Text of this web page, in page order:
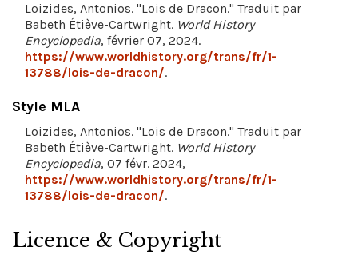
Loizides, Antonios. "Lois de Dracon." Traduit par
Babeth Étiève-Cartwright. World History
Encyclopedia, février 07, 2024.
https://www.worldhistory.org/trans/fr/1-
13788/lois-de-dracon/.
Style MLA
Loizides, Antonios. "Lois de Dracon." Traduit par
Babeth Étiève-Cartwright. World History
Encyclopedia, 07 févr. 2024,
https://www.worldhistory.org/trans/fr/1-
13788/lois-de-dracon/.
Licence & Copyright